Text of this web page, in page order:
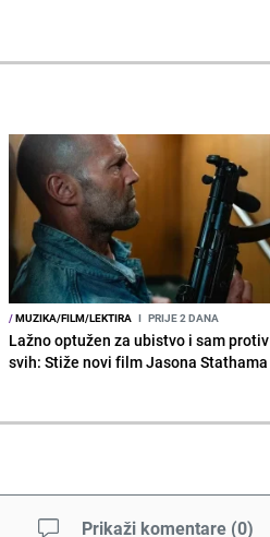
/MUZIKA/FILM/LEKTIRA I PRIJE 2 DANA
Lažno optužen za ubistvo i sam protiv
svih: Stiže novi film Jasona Stathama
Prikaži komentare (0)